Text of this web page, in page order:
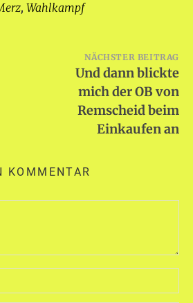
, Wahlkampf
NÄCHSTER BEITRAG
Und dann blickte
mich der OB von
Remscheid beim
Einkaufen an
KOMMENTAR